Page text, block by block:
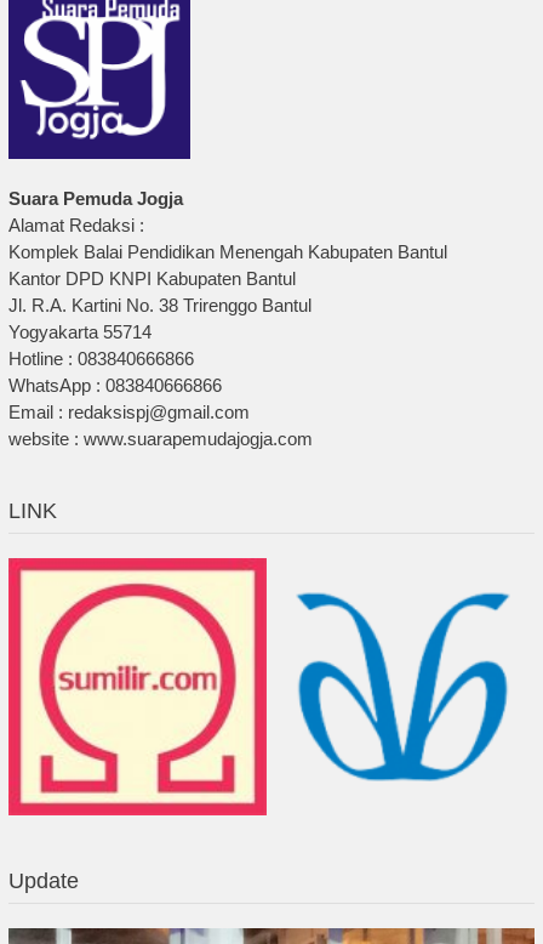
Suara Pemuda Jogja
Alamat Redaksi :
Komplek Balai Pendidikan Menengah Kabupaten Bantul
Kantor DPD KNPI Kabupaten Bantul
Jl. R.A. Kartini No. 38 Trirenggo Bantul
Yogyakarta 55714
Hotline : 083840666866
WhatsApp : 083840666866
Email : redaksispj@gmail.com
website : www.suarapemudajogja.com
LINK
Update